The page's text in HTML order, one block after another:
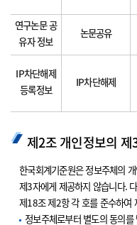
연구논문 공
유자 정보
논문공유
IP차단해제
등록정보
IP차단해제
제2조 개인정보의 제
한국회계기준원은 정보주체의
제3자에게 제공하지 않습니다.
제18조 제2항 각 호를 준수하여
정보주체로부터 별도의 동의를